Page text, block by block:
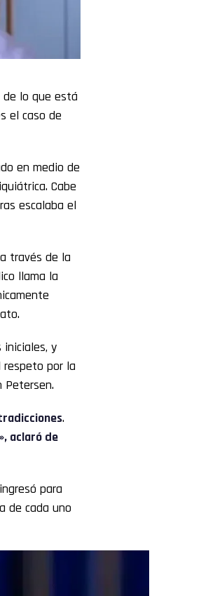
de lo que está
el caso de
en medio de
Cabe
escalaba el
a través de la
llama la
iniciales, y
respeto por la
Petersen.
.
aclaró de
para
de cada uno